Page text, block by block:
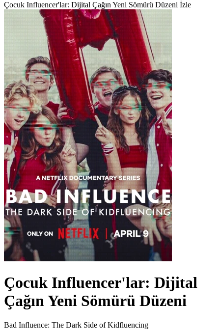
Çocuk Influencer'lar: Dijital Çağın Yeni Sömürü Düzeni İzle
Çocuk Influencer'lar: Dijital
Çağın Yeni Sömürü Düzeni
Bad Influence: The Dark Side of Kidfluencing